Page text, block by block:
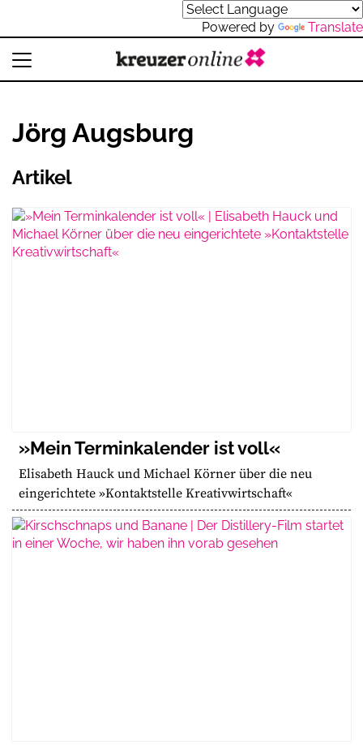
Powered by Translate
Jörg Augsburg
Artikel
»Mein Terminkalender ist voll«
Elisabeth Hauck und Michael Körner über die neu
eingerichtete »Kontaktstelle Kreativwirtschaft«